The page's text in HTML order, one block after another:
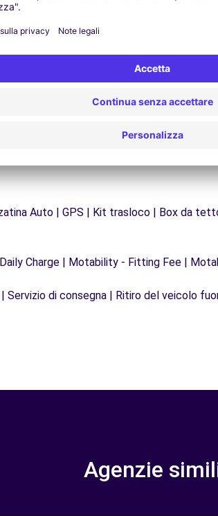
supporto è disponibile in qualsiasi
garantire un viaggio senza
Auto | GPS | Kit trasloco | Box da
Charge | Motability - Fitting Fee |
Servizio di consegna | Ritiro del veicolo
Agenzie